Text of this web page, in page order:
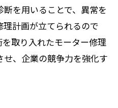
を用いることで、異常を
計画が立てられるので
取り入れたモーター修理
、企業の競争力を強化す